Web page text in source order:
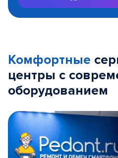
Комфортные
центры с
оборудованием